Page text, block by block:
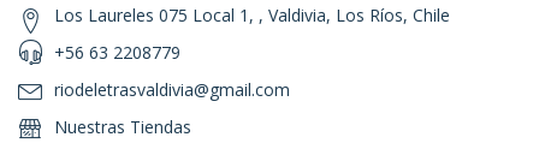
Los Laureles 075 Local 1, , Valdivia, Los Ríos, Chile
+56 63 2208779
riodeletrasvaldivia@gmail.com
Nuestras Tiendas